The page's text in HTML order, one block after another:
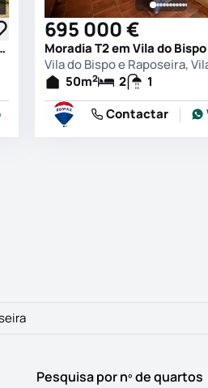
todas as fotografias
Vila do Bispo
695 000 €
Vila do Bispo e Raposeira,
50m2 2
1
Contactar
Pesquisa por nº de quartos